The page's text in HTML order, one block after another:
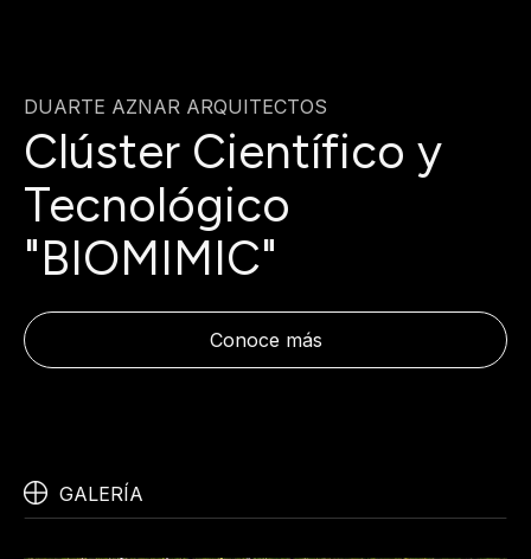
DUARTE AZNAR ARQUITECTOS
Clúster Científico y
Tecnológico
"BIOMIMIC"
Conoce más
GALERÍA